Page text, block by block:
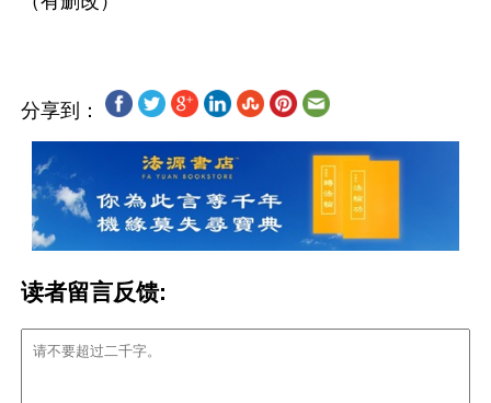
分享到：
读者留言反馈: